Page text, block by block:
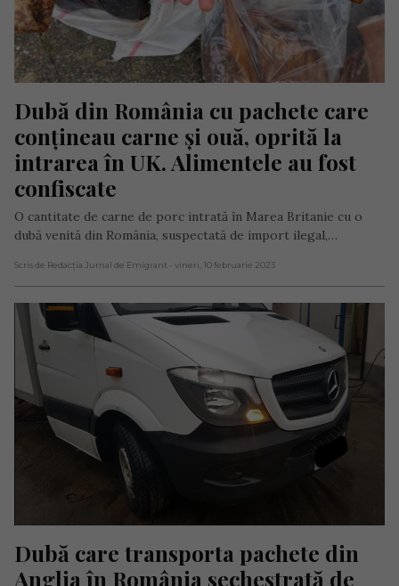
Dubă din România cu pachete care
conțineau carne și ouă, oprită la
intrarea în UK. Alimentele au fost
confiscate
O cantitate de carne de porc intrată în Marea Britanie cu o
dubă venită din România, suspectată de import ilegal,…
Scris de Redacția Jurnal de Emigrant - vineri, 10 februarie 2023
Dubă care transporta pachete din
Anglia în România sechestrată de